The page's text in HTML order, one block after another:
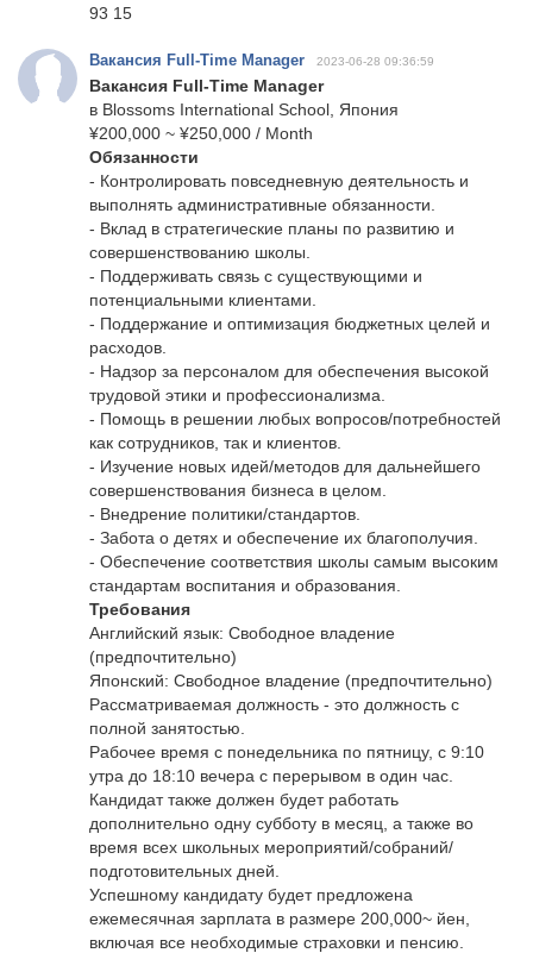
93 15
Вакансия Full-Time Manager 2023-06-28 09:36:59
Вакансия Full-Time Manager
в Blossoms International School, Япония
¥200,000 ~ ¥250,000 / Month
Обязанности
- Контролировать повседневную деятельность и
выполнять административные обязанности.
- Вклад в стратегические планы по развитию и
совершенствованию школы.
- Поддерживать связь с существующими и
потенциальными клиентами.
- Поддержание и оптимизация бюджетных целей и
расходов.
- Надзор за персоналом для обеспечения высокой
трудовой этики и профессионализма.
- Помощь в решении любых вопросов/потребностей
как сотрудников, так и клиентов.
- Изучение новых идей/методов для дальнейшего
совершенствования бизнеса в целом.
- Внедрение политики/стандартов.
- Забота о детях и обеспечение их благополучия.
- Обеспечение соответствия школы самым высоким
стандартам воспитания и образования.
Требования
Английский язык: Свободное владение
(предпочтительно)
Японский: Свободное владение (предпочтительно)
Рассматриваемая должность - это должность с
полной занятостью.
Рабочее время с понедельника по пятницу, с 9:10
утра до 18:10 вечера с перерывом в один час.
Кандидат также должен будет работать
дополнительно одну субботу в месяц, а также во
время всех школьных мероприятий/собраний/
подготовительных дней.
Успешному кандидату будет предложена
ежемесячная зарплата в размере 200,000~ йен,
включая все необходимые страховки и пенсию.